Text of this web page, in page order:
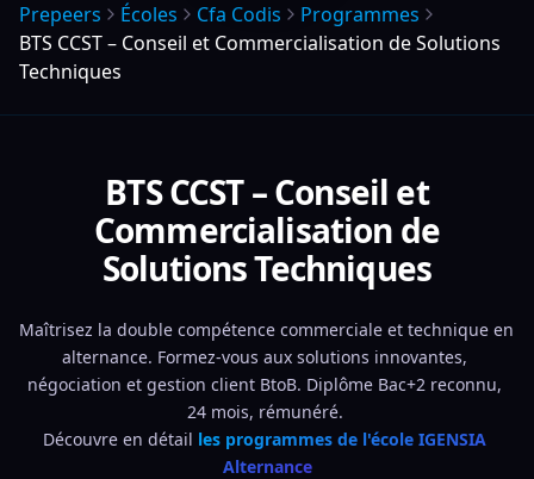
Prepeers Écoles Cfa Codis
Programmes
BTS CCST – Conseil et Commercialisation de Solutions
Techniques
BTS CCST – Conseil et
Commercialisation de
Solutions Techniques
Maîtrisez la double compétence commerciale et technique en
alternance. Formez-vous aux solutions innovantes,
négociation et gestion client BtoB. Diplôme Bac+2 reconnu,
24 mois, rémunéré.
Découvre en détail les programmes de l'école IGENSIA
Alternance